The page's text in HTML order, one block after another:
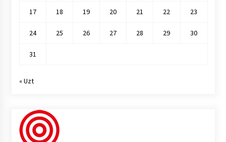
17 18 19 20 21 22 23
24 25 26 27 28 29 30
31
« Uzt